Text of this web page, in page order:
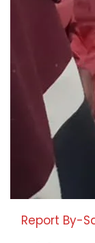
Report By-